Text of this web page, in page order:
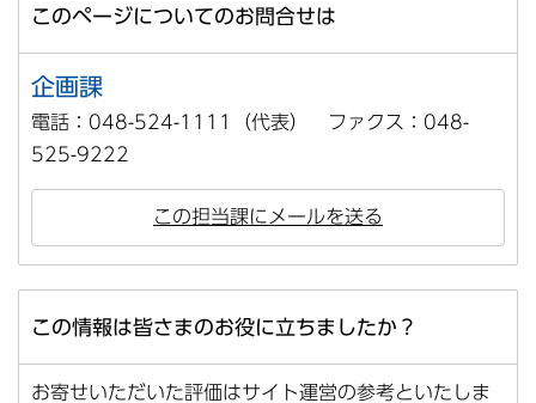
このページについてのお問合せは
企画課
電話：048-524-1111（代表） ファクス：048-
525-9222
この担当課にメールを送る
この情報は皆さまのお役に立ちましたか？
お寄せいただいた評価はサイト運営の参考といたしま